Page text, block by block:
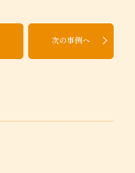
次の事例へ